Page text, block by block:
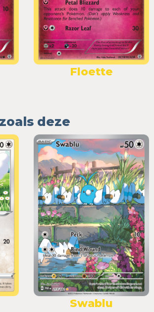
Floette
deze
Swablu